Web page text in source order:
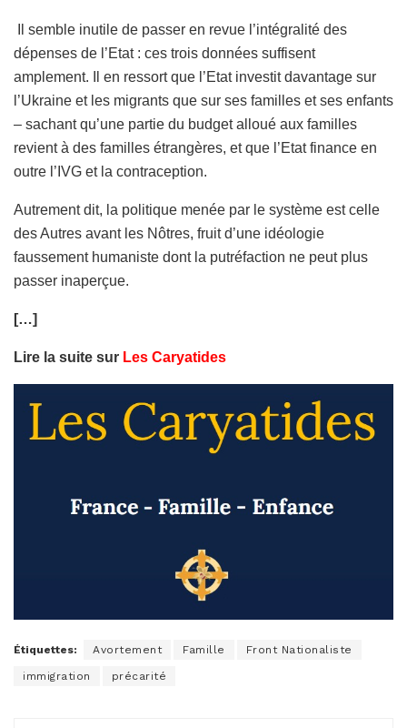
Il semble inutile de passer en revue l’intégralité des
dépenses de l’Etat : ces trois données suffisent
amplement. Il en ressort que l’Etat investit davantage sur
l’Ukraine et les migrants que sur ses familles et ses enfants
– sachant qu’une partie du budget alloué aux familles
revient à des familles étrangères, et que l’Etat finance en
outre l’IVG et la contraception.
Autrement dit, la politique menée par le système est celle
des Autres avant les Nôtres, fruit d’une idéologie
faussement humaniste dont la putréfaction ne peut plus
passer inaperçue.
[…]
Lire la suite sur Les Caryatides
Étiquettes: Avortement Famille Front Nationaliste
immigration précarité